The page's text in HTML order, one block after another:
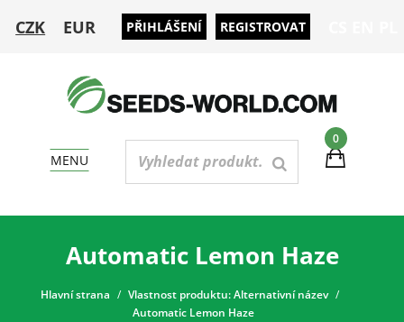
CZK EUR PŘIHLÁŠENÍ REGISTROVAT
0
MENU
Automatic Lemon Haze
Hlavní strana
Vlastnost produktu: Alternativní název
Automatic Lemon Haze